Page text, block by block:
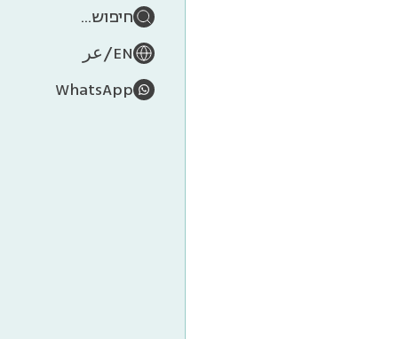
חיפוש...
EN
/عر
WhatsApp
אבולוציה
על